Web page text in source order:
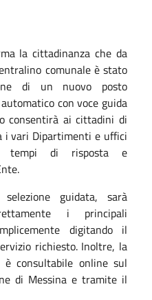
la cittadinanza che da
comunale è stato
di un nuovo posto
con voce guida
consentirà ai cittadini di
vari Dipartimenti e uffici
i tempi di risposta e
guidata, sarà
i principali
digitando il
richiesto. Inoltre, la
è consultabile online sul
di Messina e tramite il